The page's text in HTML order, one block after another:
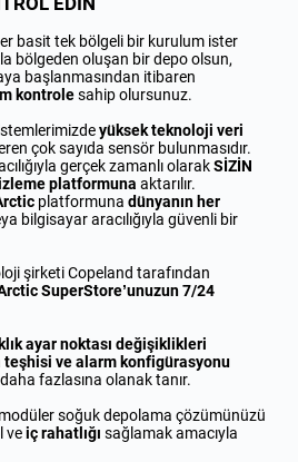
basit tek bölgeli bir kurulum ister
bölgeden oluşan bir depo olsun,
başlanmasından itibaren
kontrolesahip olursunuz.
yüksek teknoloji veri
çok sayıda sensör bulunmasıdır.
gerçek zamanlı olarakSİZİN
platformuna aktarılır.
platformuna dünyanın her
bilgisayar aracılığıyla güvenli bir
şirketi Copeland tarafından
SuperStore’unuzun 7/24
ayar noktası değişiklikleri
teşhisi ve alarm konfigürasyonu
fazlasına olanak tanır.
soğuk depolama çözümünüzü
veiç rahatlığı sağlamak amacıyla